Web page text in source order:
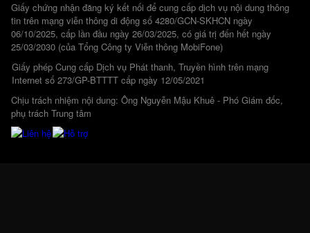
Giấy chứng nhận đăng ký kết nối để cung cấp dịch vụ nội dung thông
tin trên mạng viễn thông di động số 4280/GCN-SKHCN ngày
06/10/2025, cấp lần đầu ngày 26/03/2025, có giá trị đến hết ngày
25/03/2030 (của Tổng Công ty Viễn thông MobiFone)
Giấy phép Cung cấp Dịch vụ Phát thanh, Truyền hình trên mạng
Internet số 273/GP-BTTTT cấp ngày 12/05/2021
Chịu trách nhiệm nội dung: Ông Nguyễn Mậu Khuê - Phó Giám đốc,
phụ trách Trung tâm